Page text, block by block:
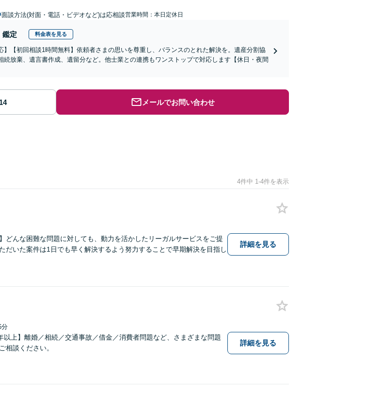
面談方法(対面・電話・ビデオなど)は応相談営業時間：本日定休日
鑑定 料金表を見る
】【初回相談1時間無料】依頼者さまの思いを尊重し、バランスのとれた解決を。遺産分割協
続放棄、遺言書作成、遺留分など。他士業との連携もワンストップで対応します【休日・夜間
メールでお問い合わせ
4件中 1-4件を表示
どんな困難な問題に対しても、動力を活かしたリーガルサービスをご提
だいた案件は1日でも早く解決するよう努力することで早期解決を目指し
詳細を見る
分
以上】離婚／相続／交通事故／借金／消費者問題など、さまざまな問題
相談ください。
詳細を見る